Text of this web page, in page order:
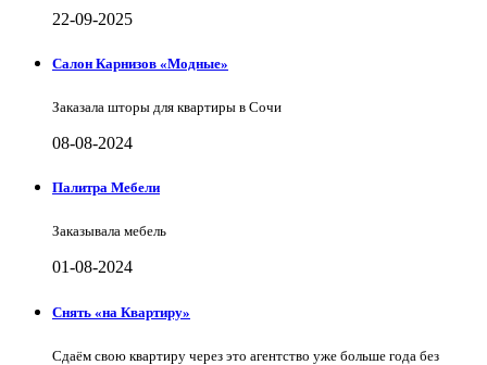
22-09-2025
Салон Карнизов «Модные»
Заказала шторы для квартиры в Сочи
08-08-2024
Палитра Мебели
Заказывала мебель
01-08-2024
Снять «на Квартиру»
Сдаём свою квартиру через это агентство уже больше года без